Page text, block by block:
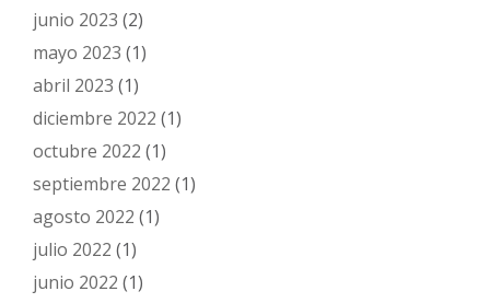
junio 2023 (2)
mayo 2023 (1)
abril 2023 (1)
diciembre 2022 (1)
octubre 2022 (1)
septiembre 2022 (1)
agosto 2022 (1)
julio 2022 (1)
junio 2022 (1)